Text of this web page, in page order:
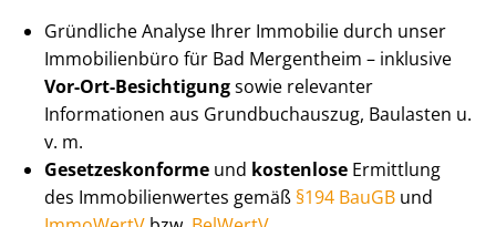
Gründliche Analyse Ihrer Immobilie durch unser
Immobilienbüro für Bad Mergentheim – inklusive
Vor-Ort-Besichtigungsowie relevanter
Informationen aus Grundbuchauszug, Baulasten u.
v. m.
Ge­set­zes­kon­for­me und kostenlose Ermittlung
des Im­mo­bi­li­en­wer­tes gemäß §194 BauGB und